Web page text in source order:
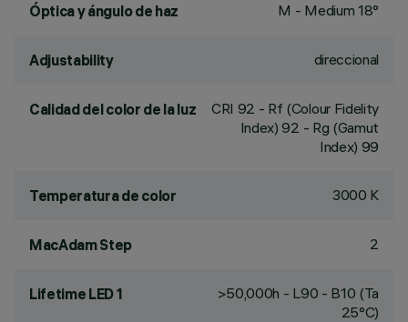
Óptica y ángulo de haz M - Medium 18°
Adjustability direccional
Calidad del color de la luz CRI 92 - Rf (Colour Fidelity
Index) 92 - Rg (Gamut
Index) 99
Temperatura de color 3000 K
MacAdam Step 2
Lifetime LED 1
>50,000h - L90 - B10 (Ta
25°C)